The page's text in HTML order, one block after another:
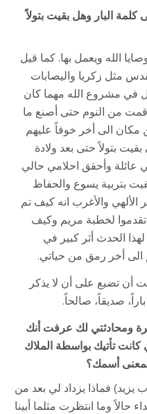
كلمة البار وهل بقيت بتولاً
الله ويعمل بها. كما قيل
مثل زكريا واليصابات
في مشروع الله مهما كان
قمت من النوم حتى أصنع ما
مكان الى أخر خوفاً عليهم
بتولاً حتى بعد ولادة
عائلة وأحقق احلامي حالي
بتربية يسوع والحفاظ
الألهي والأغرب انه كيف تم
لخطبة مريم وكيف
الحدث أثر كبير في
أخر رمق من حياتي.
أن تضيع على أن لا يذكر
صديقاً، صالحاً.
ومحادثتي لك عرفت أنك
كانت تأتيك بواسطة الملاك
أسمك؟
فماذا يزداد لي بعد من
حالاً وما انتظرت مثلما أبينا